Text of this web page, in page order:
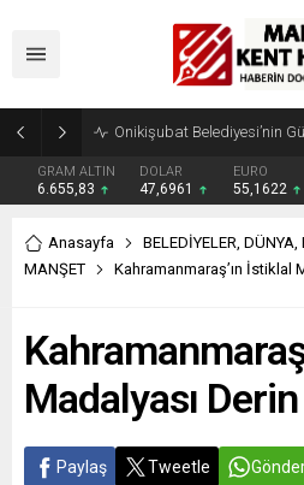
Geleneksel Ağustos
GRAM ALTIN
6.655,83
DOLAR
47,6961
EURO
55,1622
Anasayfa BELEDİYELER, DÜNYA,
MANŞET
Kahramanmaraş’ın İstiklal
Madalyası Derin
Paylaş Tweetle